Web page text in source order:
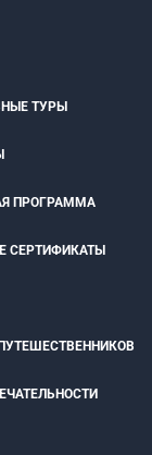
ТУРЫ
ПРОГРАММА
СЕРТИФИКАТЫ